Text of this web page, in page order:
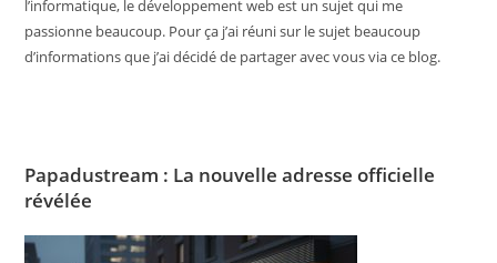
l’informatique, le développement web est un sujet qui me
passionne beaucoup. Pour ça j’ai réuni sur le sujet beaucoup
d’informations que j’ai décidé de partager avec vous via ce blog.
Papadustream : La nouvelle adresse officielle
révélée